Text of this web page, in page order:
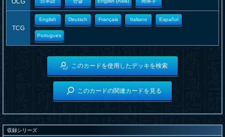
OCG
TCG
English Deutsch Français Italiano Español
Portugues
このカードを使用したデッキを検索
このカードの関連カードを見る
収録シリーズ